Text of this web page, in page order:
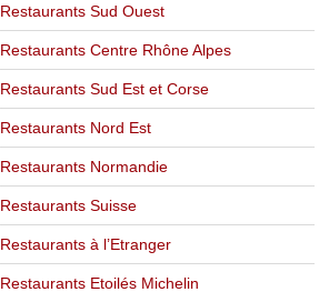
Restaurants Sud Ouest
Restaurants Centre Rhône Alpes
Restaurants Sud Est et Corse
Restaurants Nord Est
Restaurants Normandie
Restaurants Suisse
Restaurants à l’Etranger
Restaurants Etoilés Michelin